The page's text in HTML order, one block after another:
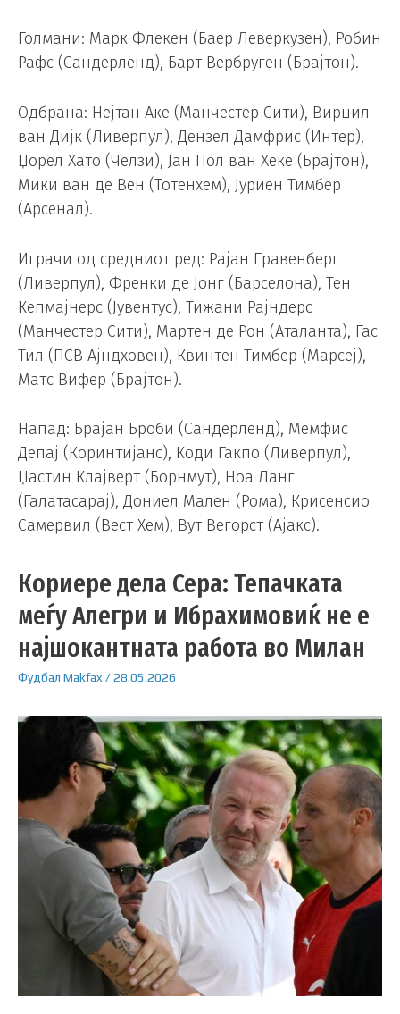
Голмани: Марк Флекен (Баер Леверкузен), Робин
Рафс (Сандерленд), Барт Вербруген (Брајтон).
Одбрана: Нејтан Аке (Манчестер Сити), Вирџил
ван Дијк (Ливерпул), Дензел Дамфрис (Интер),
Џорел Хато (Челзи), Јан Пол ван Хеке (Брајтон),
Мики ван де Вен (Тотенхем), Јуриен Тимбер
(Арсенал).
Играчи од средниот ред: Рајан Гравенберг
(Ливерпул), Френки де Јонг (Барселона), Тен
Кепмајнерс (Јувентус), Тижани Рајндерс
(Манчестер Сити), Мартен де Рон (Аталанта), Гас
Тил (ПСВ Ајндховен), Квинтен Тимбер (Марсеј),
Матс Вифер (Брајтон).
Напад: Брајан Броби (Сандерленд), Мемфис
Депај (Коринтијанс), Коди Гакпо (Ливерпул),
Џастин Клајверт (Борнмут), Ноа Ланг
(Галатасарај), Дониел Мален (Рома), Крисенсио
Самервил (Вест Хем), Вут Вегорст (Ајакс).
Кориере дела Сера: Тепачката
меѓу Алегри и Ибрахимовиќ не е
најшокантната работа во Милан
Фудбал Makfax/28.05.2026